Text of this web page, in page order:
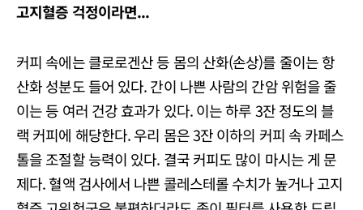
고지혈증 걱정이라면...
커피 속에는 클로로겐산 등 몸의 산화(손상)를 줄이는 항
산화 성분도 들어 있다. 간이 나쁜 사람의 간암 위험을 줄
이는 등 여러 건강 효과가 있다. 이는 하루 3잔 정도의 블
랙 커피에 해당한다. 우리 몸은 3잔 이하의 커피 속 카페스
톨을 조절할 능력이 있다. 결국 커피도 많이 마시는 게 문
제다. 혈액 검사에서 나쁜 콜레스테롤 수치가 높거나 고지